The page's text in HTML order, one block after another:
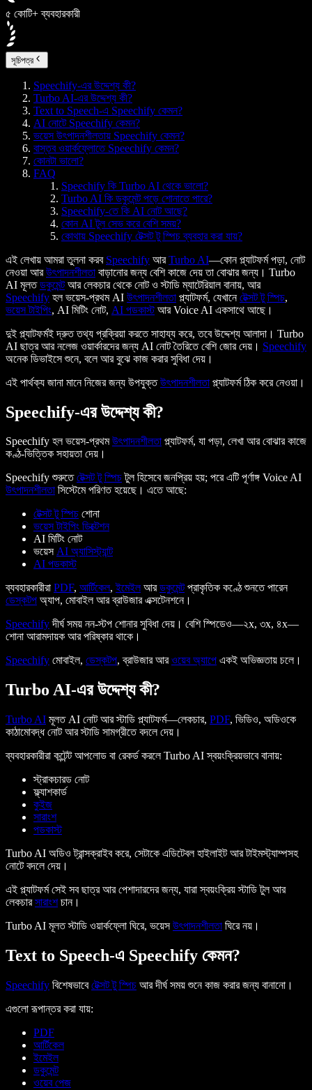
৫ কোটি+ ব্যবহারকারী
সূচিপত্র
Speechify-এর উদ্দেশ্য কী?
Turbo AI-এর উদ্দেশ্য কী?
Text to Speech-এ Speechify কেমন?
AI নোটে Speechify কেমন?
ভয়েস উৎপাদনশীলতায় Speechify কেমন?
বাস্তব ওয়ার্কফ্লোতে Speechify কেমন?
কোনটা ভালো?
FAQ
Speechify কি Turbo AI থেকে ভালো?
Turbo AI কি ডকুমেন্ট পড়ে শোনাতে পারে?
Speechify-তে কি AI নোট আছে?
কোন AI টুল সেভ করে বেশি সময়?
কোথায় Speechify টেক্সট টু স্পিচ ব্যবহার করা যায়?
এই লেখায় আমরা তুলনা করব Speechify আরTurbo AI—কোন প্ল্যাটফর্ম পড়া, নোট
নেওয়া আরউৎপাদনশীলতা বাড়ানোর জন্য বেশি কাজে দেয় তা বোঝার জন্য। Turbo
AI মূলতডকুমেন্টআর লেকচার থেকে নোট ও স্টাডি ম্যাটেরিয়াল বানায়, আর
Speechify হল ভয়েস-প্রথম AI উৎপাদনশীলতা প্ল্যাটফর্ম, যেখানেটেক্সট টু স্পিচ,
ভয়েস টাইপিং, AI মিটিং নোট, AI পডকাস্টআর Voice AI একসাথে আছে।
দুই প্ল্যাটফর্মই দ্রুত তথ্য প্রক্রিয়া করতে সাহায্য করে, তবে উদ্দেশ্য আলাদা। Turbo
AI ছাত্র আর নলেজ ওয়ার্কারদের জন্য AI নোট তৈরিতে বেশি জোর দেয়। Speechify
অনেক ডিভাইসে শুনে, বলে আর বুঝে কাজ করার সুবিধা দেয়।
এই পার্থক্য জানা মানে নিজের জন্য উপযুক্তউৎপাদনশীলতা প্ল্যাটফর্ম ঠিক করে নেওয়া।
Speechify-এর উদ্দেশ্য কী?
Speechify হল ভয়েস-প্রথমউৎপাদনশীলতা প্ল্যাটফর্ম, যা পড়া, লেখা আর বোঝার কাজে
কণ্ঠ-ভিত্তিক সহায়তা দেয়।
Speechify শুরুতেটেক্সট টু স্পিচটুল হিসেবে জনপ্রিয় হয়; পরে এটি পূর্ণাঙ্গ Voice AI
উৎপাদনশীলতা সিস্টেমে পরিণত হয়েছে। এতে আছে:
টেক্সট টু স্পিচ শোনা
ভয়েস টাইপিং ডিক্টেশন
AI মিটিং নোট
ভয়েসAI অ্যাসিস্ট্যান্ট
AI পডকাস্ট
ব্যবহারকারীরা PDF, আর্টিকেল, ইমেইলআরডকুমেন্টপ্রাকৃতিক কণ্ঠে শুনতে পারেন
ডেস্কটপ অ্যাপ, মোবাইল আর ব্রাউজার এক্সটেনশনে।
Speechifyদীর্ঘ সময় নন-স্টপ শোনার সুবিধা দেয়। বেশি স্পিডেও—২x, ৩x, ৪x—
শোনা আরামদায়ক আর পরিষ্কার থাকে।
Speechify মোবাইল, ডেস্কটপ, ব্রাউজার আরওয়েব অ্যাপে একই অভিজ্ঞতায় চলে।
Turbo AI-এর উদ্দেশ্য কী?
Turbo AI মূলত AI নোট আর স্টাডি প্ল্যাটফর্ম—লেকচার, PDF, ভিডিও, অডিওকে
কাঠামোবদ্ধ নোট আর স্টাডি সামগ্রীতে বদলে দেয়।
ব্যবহারকারীরা কন্টেন্ট আপলোড বা রেকর্ড করলে Turbo AI স্বয়ংক্রিয়ভাবে বানায়:
স্ট্রাকচারড নোট
ফ্ল্যাশকার্ড
কুইজ
সারাংশ
পডকাস্ট
Turbo AI অডিও ট্রান্সক্রাইব করে, সেটাকে এডিটেবল হাইলাইট আর টাইমস্ট্যাম্পসহ
নোটে বদলে দেয়।
এই প্ল্যাটফর্ম সেই সব ছাত্র আর পেশাদারদের জন্য, যারা স্বয়ংক্রিয় স্টাডি টুল আর
লেকচারসারাংশচান।
Turbo AI মূলত স্টাডি ওয়ার্কফ্লো ঘিরে, ভয়েসউৎপাদনশীলতা ঘিরে নয়।
Text to Speech-এ Speechify কেমন?
Speechify বিশেষভাবেটেক্সট টু স্পিচ আর দীর্ঘ সময় শুনে কাজ করার জন্য বানানো।
এগুলো রূপান্তর করা যায়:
PDF
আর্টিকেল
ইমেইল
ডকুমেন্ট
ওয়েব পেজ